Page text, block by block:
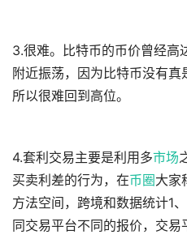
3.很难。比特币的币价曾经
附近振荡，因为比特币没有真
所以很难回到高位。
4.套利交易主要是利用多市场
买卖利差的行为，在币圈大家
方法空间，跨境和数据统计1
同交易平台不同的报价，交